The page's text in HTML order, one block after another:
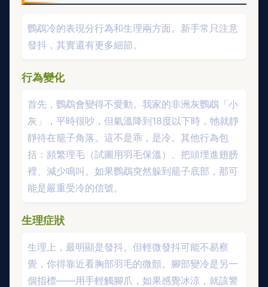
鸚鵡冷的表現分行為和生理兩方面。新手常只注意
發抖，其實還有更多細節。
行為變化
首先，鸚鵡會變得不愛動。我家的非洲灰鸚鵡「小
灰」，平時很吵，但氣溫降到18度以下時，牠就靜
靜待在籠子角落。這不是乖，是冷。其他行為包
括：頻繁理毛（試圖用羽毛保溫）、把頭埋進翅膀
裡、減少鳴叫。如果鸚鵡突然躲到籠子底部，那可
能是嚴重受冷的信號。
生理症狀
生理上，最明顯是發抖。但輕微發抖可能不易察
覺，你得靠近看胸部羽毛的微顫。腳部變冷是另一
個指標——用手輕觸腳爪，如果感覺冰涼，就該警